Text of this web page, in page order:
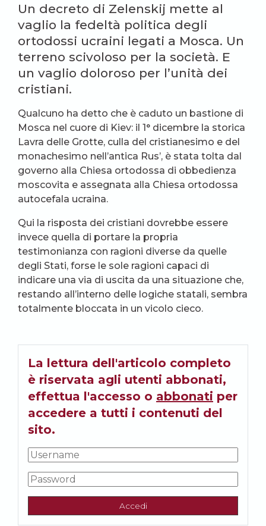
Un decreto di Zelenskij mette al
vaglio la fedeltà politica degli
ortodossi ucraini legati a Mosca. Un
terreno scivoloso per la società. E
un vaglio doloroso per l’unità dei
cristiani.
Qualcuno ha detto che è caduto un bastione di
Mosca nel cuore di Kiev: il 1° dicembre la storica
Lavra delle Grotte, culla del cristianesimo e del
monachesimo nell’antica Rus’, è stata tolta dal
governo alla Chiesa ortodossa di obbedienza
moscovita e assegnata alla Chiesa ortodossa
autocefala ucraina.
Qui la risposta dei cristiani dovrebbe essere
invece quella di portare la propria
testimonianza con ragioni diverse da quelle
degli Stati, forse le sole ragioni capaci di
indicare una via di uscita da una situazione che,
restando all’interno delle logiche statali, sembra
totalmente bloccata in un vicolo cieco.
La lettura dell'articolo completo
è riservata agli utenti abbonati,
effettua l'accesso o abbonati per
accedere a tutti i contenuti del
sito.
Accedi